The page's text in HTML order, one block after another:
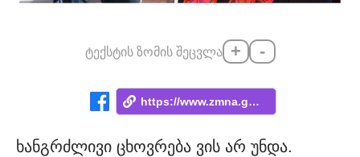
ტექსტის ზომის შეცვლა + -
https://www.zmna.ge/news/sul-vmodzraob-o...
ხანგრძლივი ცხოვრება ვის არ უნდა.